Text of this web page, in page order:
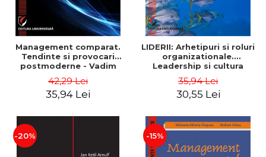
Management comparat.
Tendinte si provocari
postmoderne - Vadim
42,29 Lei
35,94 Lei
LIDERII: Arhetipuri si roluri
organizationale.
Leadership si cultura
Dumitrascu
35,94 Lei
30,55 Lei
-20% -15%